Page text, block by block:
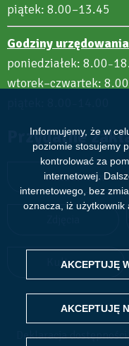
Informujemy, że w
poziomie stosujemy
kontrolować za
internetowej.
internetowego, bez
oznacza, iż użytkownik
AKCEPTUJĘ
AKCEPTUJĘ
piątek: 8.00–13.45
Godziny
poniedziałek: 8.00–
wtorek–czwartek:
Przydatne
Aktualności
Kultura
Deklaracja dostępności